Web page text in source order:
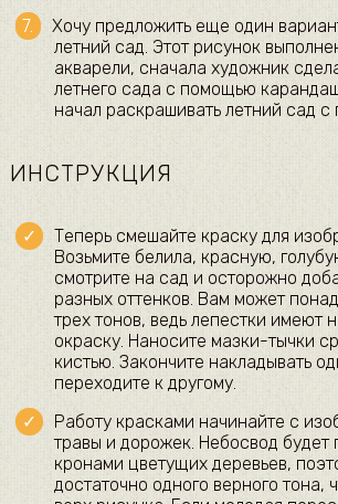
​Хочу предложить еще один
летний сад. Этот рисунок
акварели, сначала художник
летнего сада с помощью
начал раскрашивать летний сад
ИНСТРУКЦИЯ
​Теперь смешайте краску для
Возьмите белила, красную,
смотрите на сад и осторожно
разных оттенков. Вам может
трех тонов, ведь лепестки имеют
окраску. Наносите мазки-тычки
кистью. Закончите накладывать
переходите к другому.​
​Работу красками начинайте с
травы и дорожек. Небосвод будет
кронами цветущих деревьев,
достаточно одного верного тона,